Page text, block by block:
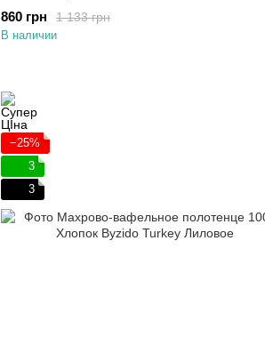
1 133 грн
860 грн
В наличии
−25%
3
3